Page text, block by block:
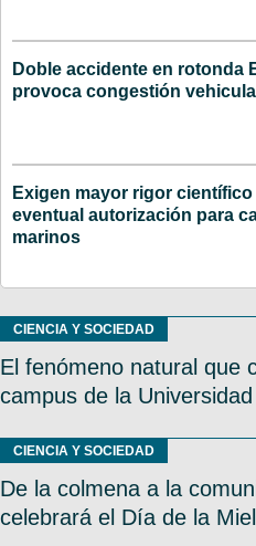
Doble accidente en rotonda
provoca congestión
Exigen mayor rigor
eventual autorización para
marinos
CIENCIA Y SOCIEDAD
El fenómeno natural que
campus de la
CIENCIA Y SOCIEDAD
De la colmena a la
celebrará el Día de la